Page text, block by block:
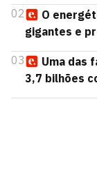
02
O
gigantes e
03
Uma das
3,7 bilhões